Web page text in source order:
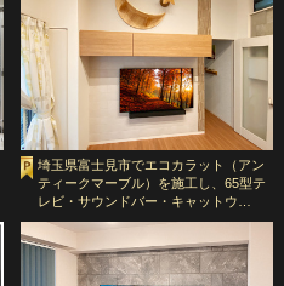
埼玉県富士見市でエコカラット（アン
ティークマーブル）を施工し、65型テ
レビ・サウンドバー・キャットウ…